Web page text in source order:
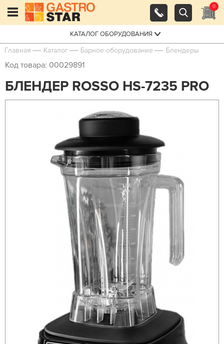
0
КАТАЛОГ ОБОРУДОВАНИЯ
Главная Каталог Барное оборудование Блендеры
Код товара: 00029891
БЛЕНДЕР ROSSO HS-7235 PRO